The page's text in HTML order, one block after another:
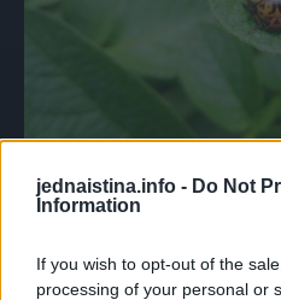
jednaistina.info - Do Not
Information
If you wish to opt-out of the
processing of your personal or
Postoje različite metode
uništavanje tih štetočina treba
da se krompir ne gaji na